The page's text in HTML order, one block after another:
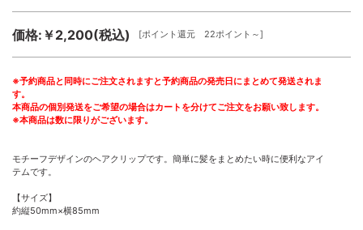
価格:￥2,200(税込) [ポイント還元 22ポイント～]
※予約商品と同時にご注文されますと予約商品の発売日にまとめて発送されま
す。
本商品の個別発送をご希望の場合はカートを分けてご注文をお願い致します。
※本商品は数に限りがございます。
モチーフデザインのヘアクリップです。簡単に髪をまとめたい時に便利なアイ
テムです。
【サイズ】
約縦50mm×横85mm